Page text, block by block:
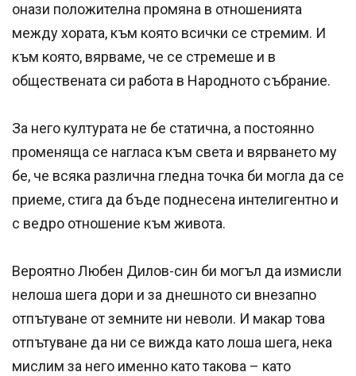
онази положителна промяна в отношенията
между хората, към която всички се стремим. И
към която, вярваме, че се стремеше и в
обществената си работа в Народното събрание.
За него културата не бе статична, а постоянно
променяща се нагласа към света и вярването му
бе, че всяка различна гледна точка би могла да се
приеме, стига да бъде поднесена интелигентно и
с ведро отношение към живота.
Вероятно Любен Дилов-син би могъл да измисли
нелоша шега дори и за днешното си внезапно
отпътуване от земните ни неволи. И макар това
отпътуване да ни се вижда като лоша шега, нека
мислим за него именно като такова – като